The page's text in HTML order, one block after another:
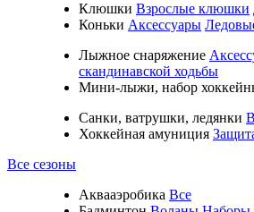
Клюшки Взрослые клюшки
Коньки Аксессуары
Лыжное снаряжение
скандинавской ходьбы
Мини-лыжи, набор
Санки, ватрушки, ледянки
Хоккейная амуниция
Все сезоны
Аквааэробика Все